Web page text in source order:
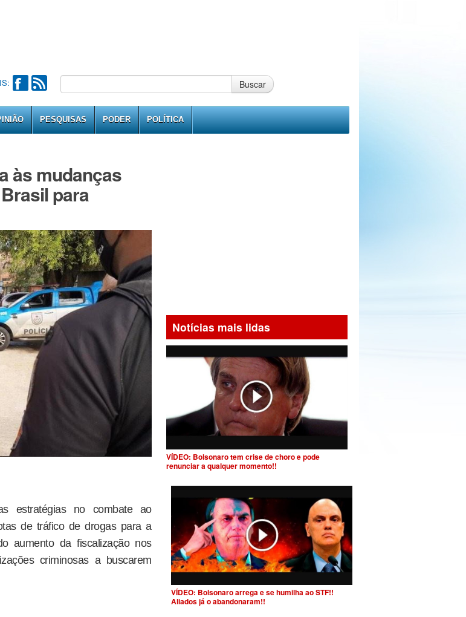
Buscar
PESQUISAS PODER POLÍTICA
às mudanças
para
estratégias no combate ao
de tráfico de drogas para a
aumento da fiscalização nos
criminosas a buscarem
Notícias mais lidas
VÍDEO: Bolsonaro tem crise de choro e pode
renunciar a qualquer momento!!
VÍDEO: Bolsonaro arrega e se humilha ao STF!!
Aliados já o abandonaram!!